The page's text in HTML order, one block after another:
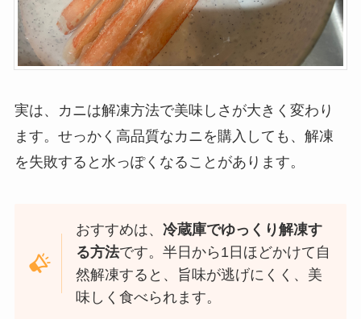
実は、カニは解凍方法で美味しさが大きく変わり
ます。せっかく高品質なカニを購入しても、解凍
を失敗すると水っぽくなることがあります。
おすすめは、冷蔵庫でゆっくり解凍す
る方法です。半日から1日ほどかけて自
然解凍すると、旨味が逃げにくく、美
味しく食べられます。